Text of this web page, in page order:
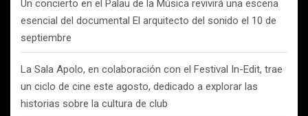
Un concierto en el Palau de la Música revivirá una escena
esencial del documental El arquitecto del sonido el 10 de
septiembre
La Sala Apolo, en colaboración con el Festival In-Edit, trae
un ciclo de cine este agosto, dedicado a explorar las
historias sobre la cultura de club